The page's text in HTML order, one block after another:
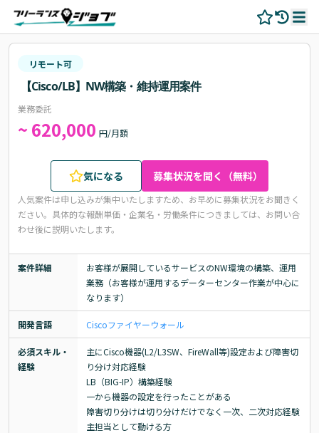
リモート可
【Cisco/LB】NW構築・維持運用案件
業務委託
~ 620,000 円/月額
気になる 募集状況を聞く（無料）
人気案件は申し込みが集中いたしますため、お早めに募集状況をお聞きく
ださい。 具体的な報酬単価・企業名・労働条件につきましては、お問い合
わせ後に説明いたします。
案件詳細
お客様が展開しているサービスのNW環境の構築、運用
業務（お客様が運用するデーターセンター作業が中心に
なります）
開発言語 Ciscoファイヤーウォール
必須スキル・
経験
主にCisco機器(L2/L3SW、FireWall等)設定および障害切
り分け対応経験
LB（BIG-IP）構築経験
一から機器の設定を行ったことがある
障害切り分けは切り分けだけでなく一次、二次対応経験
主担当として動ける方